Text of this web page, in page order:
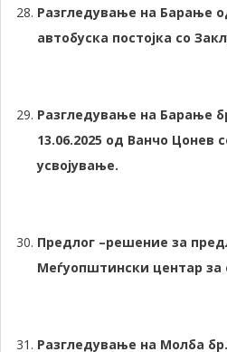
Разгледување на Барање
автобуска постојка со
Разгледување на Барање
13.06.2025 од Ванчо Цонев
усвојување.
Предлог –решение за
Меѓуопштински центар за
Разгледување на Молба